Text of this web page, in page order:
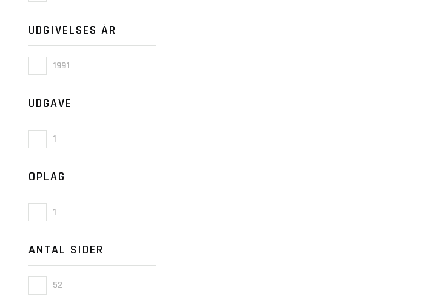
UDGIVELSES ÅR
1991
UDGAVE
1
OPLAG
1
ANTAL SIDER
52